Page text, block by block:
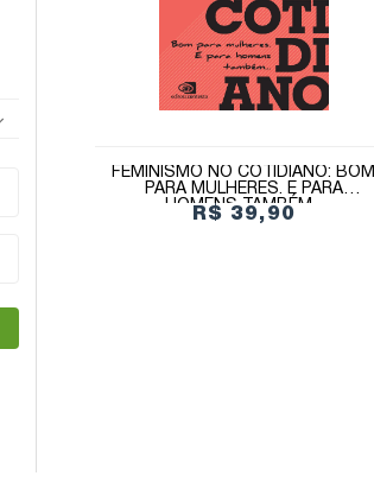
FEMINISMO NO COTIDIANO: BOM
PARA MULHERES. E PARA
HOMENS TAMBÉM...
R$ 39,90